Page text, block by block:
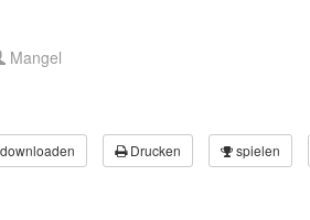
Mangel
Drucken spielen